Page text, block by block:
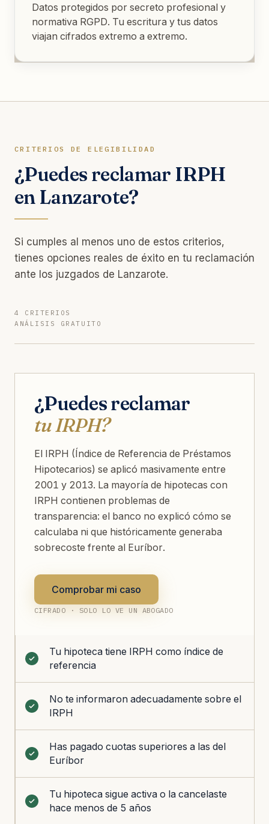
Datos protegidos por secreto profesional y
normativa RGPD. Tu escritura y tus datos
viajan cifrados extremo a extremo.
CRITERIOS DE ELEGIBILIDAD
¿Puedes reclamar IRPH
en Lanzarote?
Si cumples al menos uno de estos criterios,
tienes opciones reales de éxito en tu reclamación
ante los juzgados de Lanzarote.
4 CRITERIOS
ANÁLISIS GRATUITO
¿Puedes reclamar
tu IRPH?
El IRPH (Índice de Referencia de Préstamos
Hipotecarios) se aplicó masivamente entre
2001 y 2013. La mayoría de hipotecas con
IRPH contienen problemas de
transparencia: el banco no explicó cómo se
calculaba ni que históricamente generaba
sobrecoste frente al Euríbor.
Comprobar mi caso
CIFRADO · SOLO LO VE UN ABOGADO
Tu hipoteca tiene IRPH como índice de
referencia
No te informaron adecuadamente sobre el
IRPH
Has pagado cuotas superiores a las del
Euríbor
Tu hipoteca sigue activa o la cancelaste
hace menos de 5 años